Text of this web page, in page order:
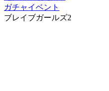
ガチャイベント
ブレイブガールズ2